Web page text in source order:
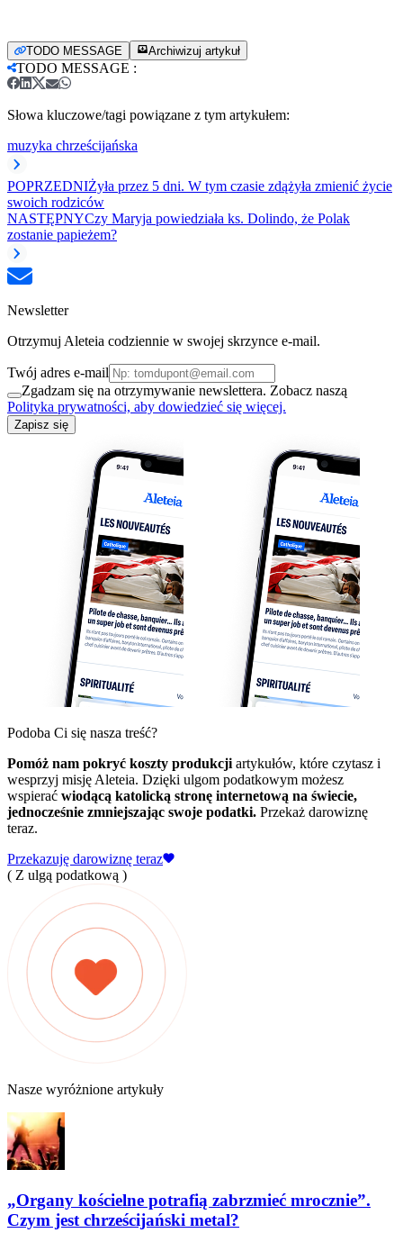
TODO MESSAGE Archiwizuj artykuł
TODO MESSAGE :
Słowa kluczowe/tagi powiązane z tym artykułem:
muzyka chrześcijańska
POPRZEDNIŻyła przez 5 dni. W tym czasie zdążyła zmienić życie
swoich rodziców
NASTĘPNYCzy Maryja powiedziała ks. Dolindo, że Polak
zostanie papieżem?
Newsletter
Otrzymuj Aleteia codziennie w swojej skrzynce e-mail.
Twój adres e-mail
Zgadzam się na otrzymywanie newslettera. Zobacz naszą
Polityka prywatności, aby dowiedzieć się więcej.
Zapisz się
Podoba Ci się nasza treść?
Pomóż nam pokryć koszty produkcji artykułów, które czytasz i
wesprzyj misję Aleteia. Dzięki ulgom podatkowym możesz
wspierać wiodącą katolicką stronę internetową na świecie,
jednocześnie zmniejszając swoje podatki. Przekaż darowiznę
teraz.
Przekazuję darowiznę teraz
( Z ulgą podatkową )
Nasze wyróżnione artykuły
„Organy kościelne potrafią zabrzmieć mrocznie”.
Czym jest chrześcijański metal?